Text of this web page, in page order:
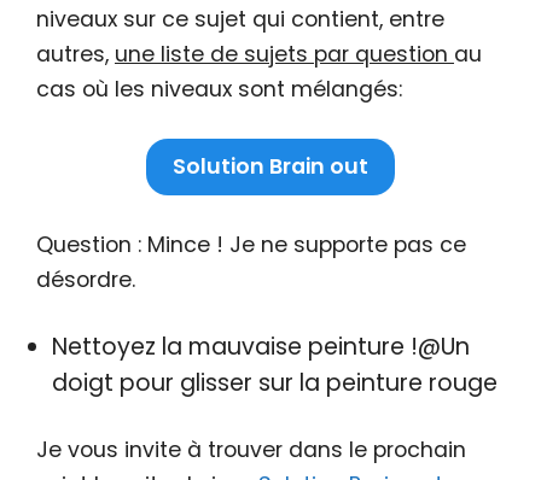
niveaux sur ce sujet qui contient, entre
autres, une liste de sujets par question au
cas où les niveaux sont mélangés:
Solution Brain out
Question : Mince ! Je ne supporte pas ce
désordre.
Nettoyez la mauvaise peinture !@Un
doigt pour glisser sur la peinture rouge
Je vous invite à trouver dans le prochain